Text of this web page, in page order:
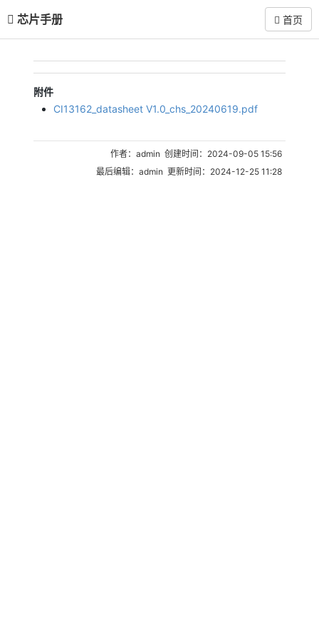
芯片手册 首页
附件
CI13162_datasheet V1.0_chs_20240619.pdf
作者：admin 创建时间：2024-09-05 15:56
最后编辑：admin 更新时间：2024-12-25 11:28